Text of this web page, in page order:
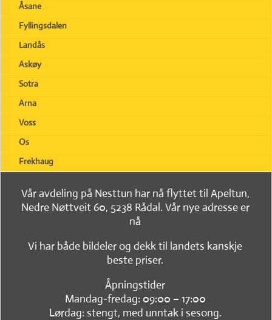
Åsane
Fyllingsdalen
Landås
Askøy
Sotra
Arna
Voss
Os
Frekhaug
Vår avdeling på Nesttun har nå flyttet til Apeltun,
Nedre Nøttveit 60, 5238 Rådal. Vår nye adresse er
nå
Vi har både bildeler og dekk til landets kanskje
beste priser.
Åpningstider
Mandag-fredag: 09:00 – 17:00
Lørdag: stengt, med unntak i sesong.